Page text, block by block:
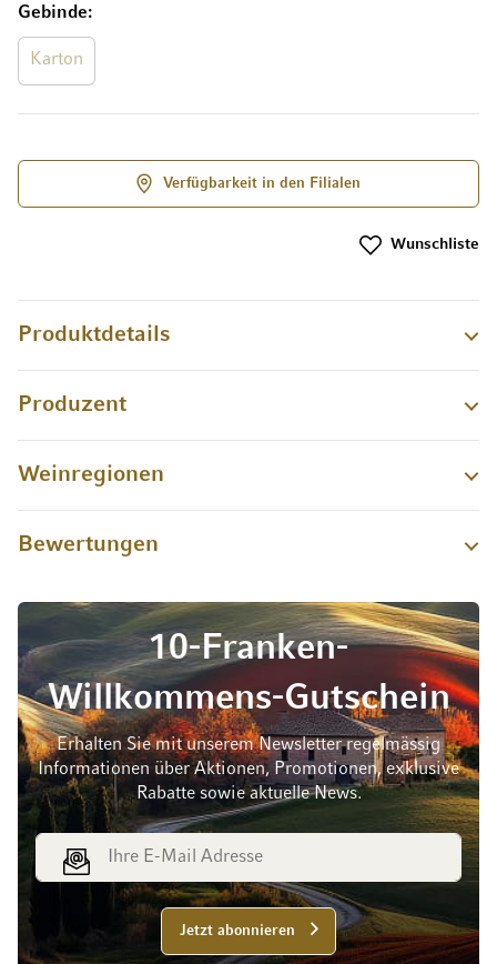
Gebinde
Karton
Verfügbarkeit in den Filialen
Wunschliste
Produktdetails
Produzent
Weinregionen
Bewertungen
10-Franken-
Willkommens-Gutschein
Erhalten Sie mit unserem Newsletter regelmässig
Informationen über Aktionen, Promotionen, exklusive
Rabatte sowie aktuelle News.
E-Mail Adresse
Jetzt abonnieren